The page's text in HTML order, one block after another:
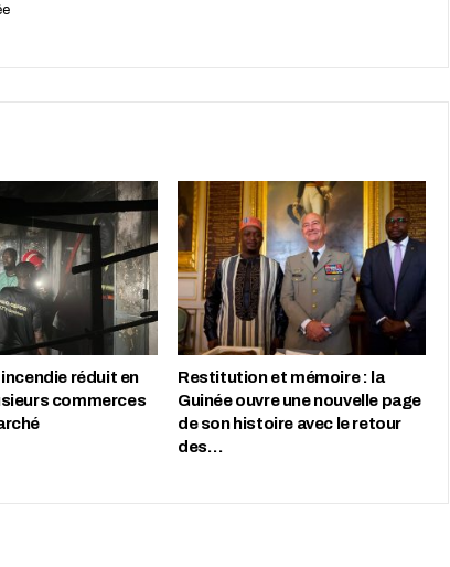
réduit en
commerces
Restitution et mémoire : la
Guinée ouvre une nouvelle page
de son histoire avec le retour
des…